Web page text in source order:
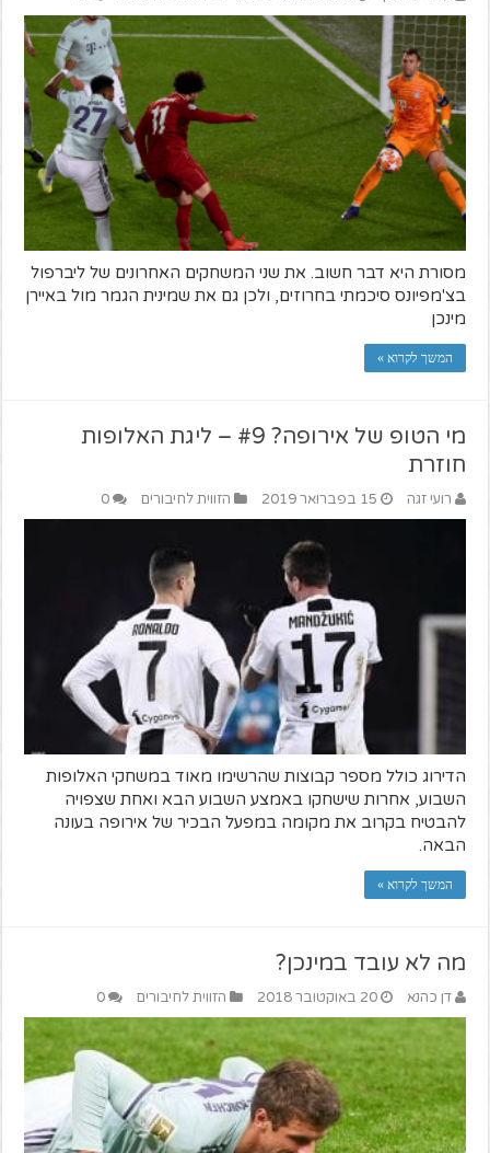
מסורת היא דבר חשוב. את שני המשחקים האחרונים של ליברפול
בצ'מפיונס סיכמתי בחרוזים, ולכן גם את שמינית הגמר מול באיירן
מינכן
המשך לקרוא »
מי הטופ של אירופה? #9 – ליגת האלופות
חוזרת
רועי זגה 15 בפברואר 2019 הזווית לחיבורים 0
הדירוג כולל מספר קבוצות שהרשימו מאוד במשחקי האלופות
השבוע, אחרות שישחקו באמצע השבוע הבא ואחת שצפויה
להבטיח בקרוב את מקומה במפעל הבכיר של אירופה בעונה
הבאה.
המשך לקרוא »
מה לא עובד במינכן?
דן כהנא 20 באוקטובר 2018 הזווית לחיבורים 0